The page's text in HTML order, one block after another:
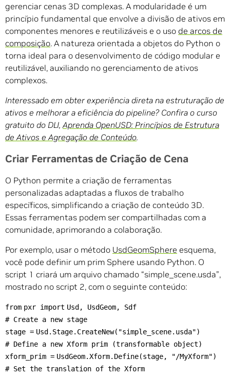
gerenciar cenas 3D complexas. A modularidade é um
princípio fundamental que envolve a divisão de ativos em
componentes menores e reutilizáveis e o uso de arcos de
composição. A natureza orientada a objetos do Python o
torna ideal para o desenvolvimento de código modular e
reutilizável, auxiliando no gerenciamento de ativos
complexos.
Interessado em obter experiência direta na estruturação de
ativos e melhorar a eficiência do pipeline? Confira o curso
gratuito do DLI,Aprenda OpenUSD: Princípios de Estrutura
de Ativos e Agregação de Conteúdo.
Criar Ferramentas de Criação de Cena
O Python permite a criação de ferramentas
personalizadas adaptadas a fluxos de trabalho
específicos, simplificando a criação de conteúdo 3D.
Essas ferramentas podem ser compartilhadas com a
comunidade, aprimorando a colaboração.
Por exemplo, usar o método UsdGeomSphere esquema,
você pode definir um prim Sphere usando Python. O
script 1 criará um arquivo chamado “simple_scene.usda”,
mostrado no script 2, com o seguinte conteúdo:
from pxr import Usd, UsdGeom, Sdf
# Create a new stage
stage = Usd.Stage.CreateNew( "simple_scene.usda")
# Define a new Xform prim (transformable object)
xform_prim = UsdGeom.Xform.Define(stage, "/MyXform")
# Set the translation of the Xform